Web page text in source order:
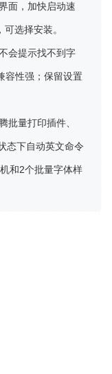
面，加快启动速
选择安装。
会提示找不到字
容性强；保留设置
批量打印插件、
态下自动英文命令
和2个批量字体样